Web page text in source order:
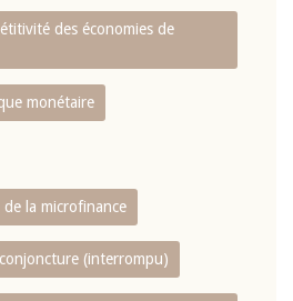
des économies de
monétaire
la microfinance
(interrompu)